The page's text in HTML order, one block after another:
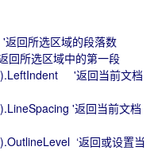
回所选区域的段落数
所选区域中的第一段
'返回当前文档
'返回当前文档
‘返回或设置当